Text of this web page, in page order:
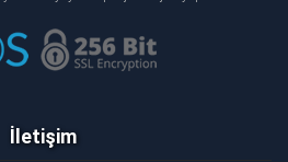
İletişim